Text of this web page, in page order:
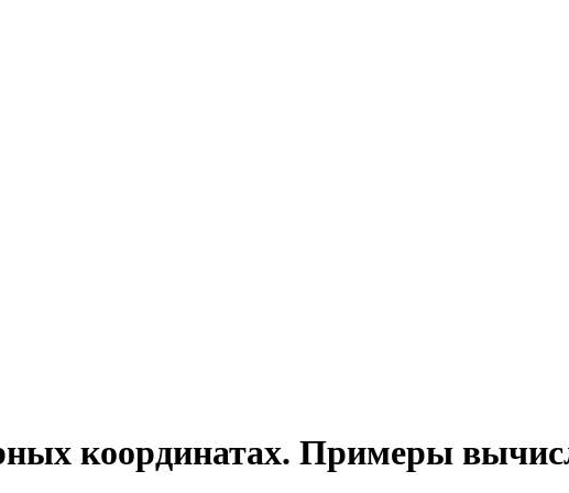
координатах. Примеры